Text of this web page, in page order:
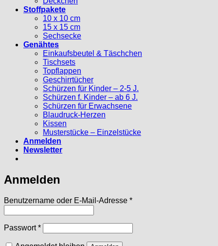
Stoffpakete
10 x 10 cm
15 x 15 cm
Sechsecke
Genähtes
Einkaufsbeutel & Täschchen
Tischsets
Topflappen
Geschirrtücher
Schürzen für Kinder – 2-5 J.
Schürzen f. Kinder – ab 6 J.
Schürzen für Erwachsene
Blaudruck-Herzen
Kissen
Musterstücke – Einzelstücke
Anmelden
Newsletter
Anmelden
Benutzername oder E-Mail-Adresse *Erforderlich
Passwort*Erforderlich